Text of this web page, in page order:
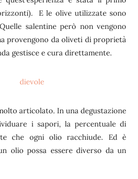
E le olive utilizzate sono
salentine però non vengono
provengono da oliveti di proprietà
gestisce e cura direttamente.
articolato. In una degustazione
i sapori, la percentuale di
che ogni olio racchiude. Ed è
olio possa essere diverso da un